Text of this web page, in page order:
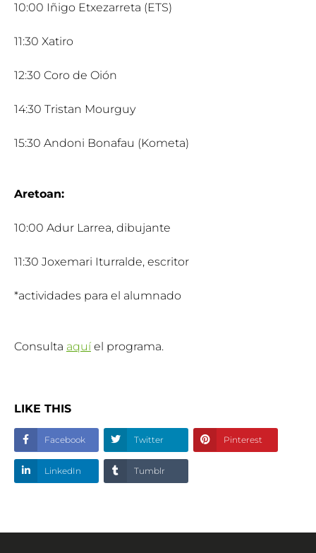
10:00 Iñigo Etxezarreta (ETS)
11:30 Xatiro
12:30 Coro de Oión
14:30 Tristan Mourguy
15:30 Andoni Bonafau (Kometa)
Aretoan:
10:00 Adur Larrea, dibujante
11:30 Joxemari Iturralde, escritor
*actividades para el alumnado
Consulta aquíel programa.
LIKE THIS
Facebook Twitter Pinterest
LinkedIn Tumblr